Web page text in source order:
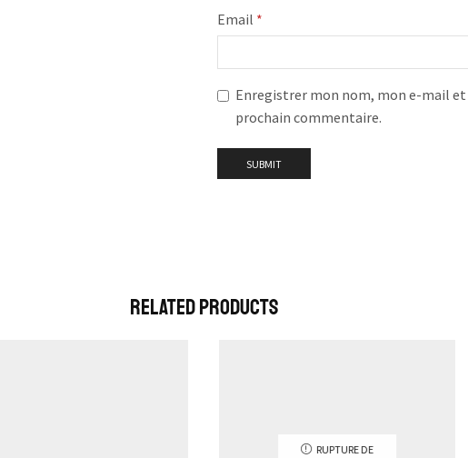
Email *
Enregistrer mon nom, mon e-mail
prochain commentaire.
Related Products
RUPTURE DE